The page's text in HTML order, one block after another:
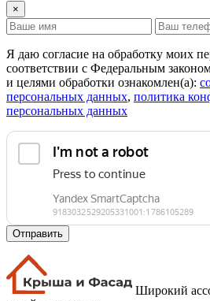
×
Я даю согласие на обработку моих
соответствии с Федеральным
и целями обработки ознакомлен(а):
персональных данных, политика
персональных данных
Отправить
Широкий